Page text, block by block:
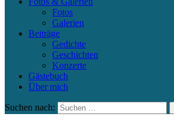
Fotos
Galerien
Beiträge
Gedichte
Geschichten
Konzerte
Gästebuch
Über mich
Suchen nach: